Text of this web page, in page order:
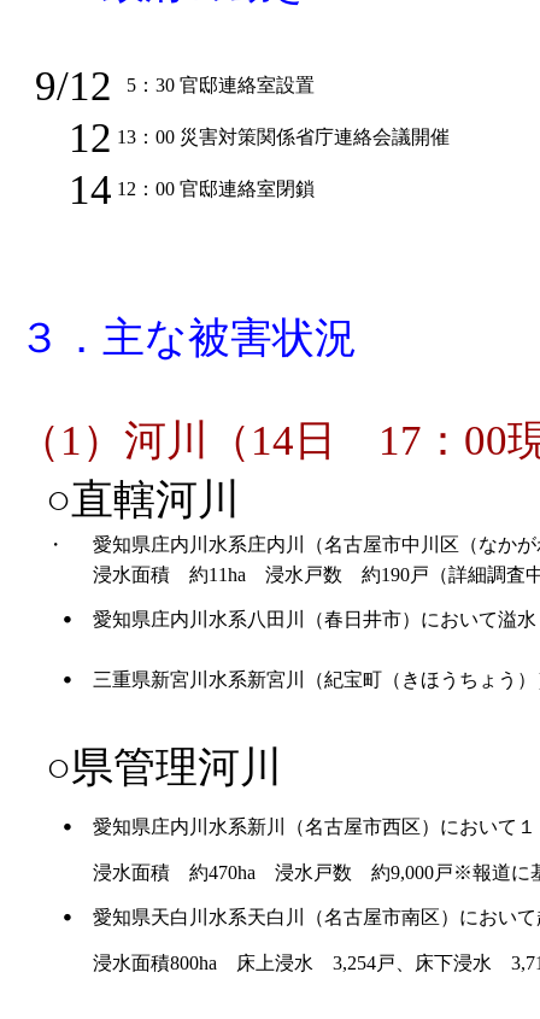
9/12 5：30 官邸連絡室設置
12 13：00 災害対策関係省庁連絡会議開催
14 12：00 官邸連絡室閉鎖
３．主な被害状況
（1）河川（14日 17：00
○直轄河川
・
愛知県庄内川水系庄内川（名古屋市中川区（なか
浸水面積 約11ha 浸水戸数 約190戸（詳細調査
・ 愛知県庄内川水系八田川（春日井市）において溢水
・ 三重県新宮川水系新宮川（紀宝町（きほうちょう
○県管理河川
・
愛知県庄内川水系新川（名古屋市西区）において
浸水面積 約470ha 浸水戸数 約9,000戸※報道に
・ 愛知県天白川水系天白川（名古屋市南区）におい
浸水面積800ha 床上浸水 3,254戸、床下浸水